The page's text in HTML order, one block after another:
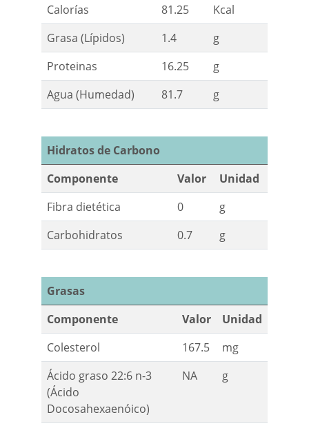
Calorías
81.25
Kcal
Grasa (Lípidos)
1.4
g
Proteinas
16.25
g
Agua (Humedad)
81.7 g
Hidratos de Carbono
Componente
Valor
Unidad
Fibra dietética
0
g
Carbohidratos
0.7 g
Grasas
Componente
Valor
Unidad
Colesterol
167.5
mg
Ácido graso 22:6 n-3
(Ácido
Docosahexaenóico)
NA g